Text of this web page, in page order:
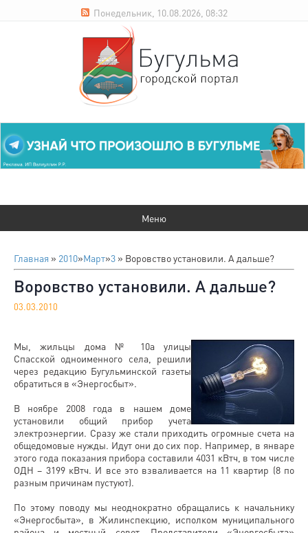
Понедельник, 10.08.2026, 08:32
Главная » 2010»Март»3 » Воровство установили. А дальше?
Воровство установили. А дальше?
03.03.2010
Мы, жильцы дома № 10а улицы
Спасской одноименного села, решили
через редакцию Бугульминской газеты
обратиться в «Энергосбыт».
В ноябре 2008 года в нашем доме
установили общий прибор учета
электроэнергии. Сразу же стали приходить огромные счета на
общедомовые нужды. Идут они до сих пор. Например, в январе
этого года показания прибора составили 4031 кВтч, в том числе
ОДН – 3199 кВтч. И все это взваливается на 11 квартир (8 по
разным причинам пустуют).
По этому поводу мы неоднократно обращались к начальнику
«Энергосбыта», в Жилинспекцию, исполком муниципального